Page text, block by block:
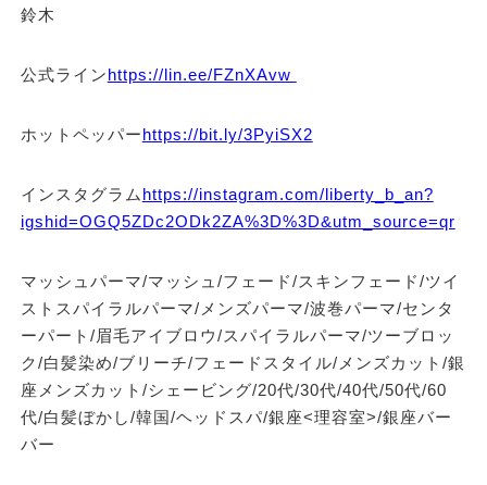
鈴木
公式ラインhttps://lin.ee/FZnXAvw
ホットペッパーhttps://bit.ly/3PyiSX2
インスタグラムhttps://instagram.com/liberty_b_an?
igshid=OGQ5ZDc2ODk2ZA%3D%3D&utm_source=qr
マッシュパーマ/マッシュ/フェード/スキンフェード/ツイ
ストスパイラルパーマ/メンズパーマ/波巻パーマ/センタ
ーパート/眉毛アイブロウ/スパイラルパーマ/ツーブロッ
ク/白髪染め/ブリーチ/フェードスタイル/メンズカット/銀
座メンズカット/シェービング/20代/30代/40代/50代/60
代/白髪ぼかし/韓国/ヘッドスパ/銀座<理容室>/銀座バー
バー